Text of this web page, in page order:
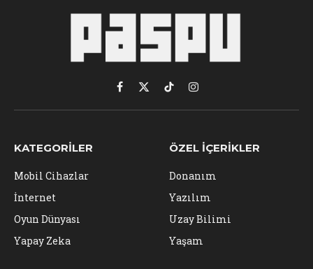
Facebook
X
(Twitter)
TikTokInstagram
KATEGORILER
Mobil Cihazlar
İnternet
Oyun Dünyası
Yapay Zeka
ÖZEL İÇERIKLER
Donanım
Yazılım
Uzay Bilimi
Yaşam